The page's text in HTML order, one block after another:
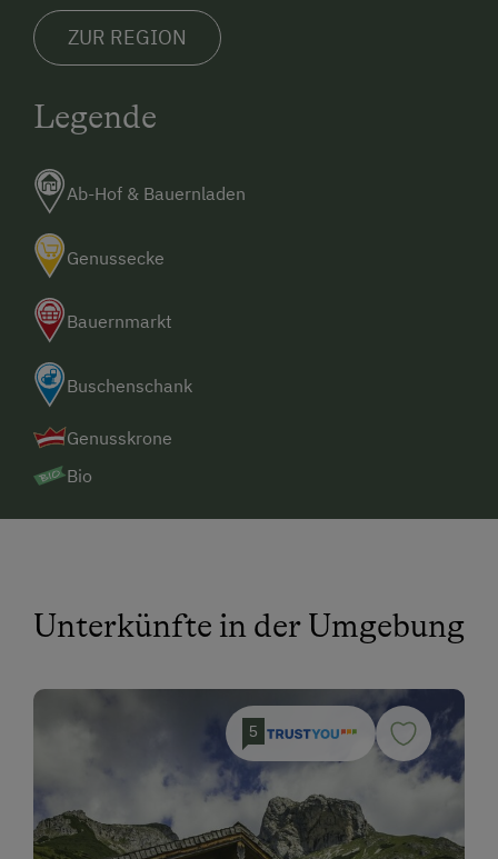
ZUR REGION
Legende
Ab-Hof & Bauernladen
Genussecke
Bauernmarkt
Buschenschank
Genusskrone
Bio
Unterkünfte in der Umgebung
5